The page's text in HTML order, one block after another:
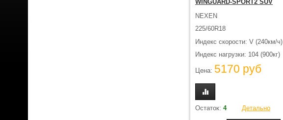
WINGUARD-SPORT2 SUV
NEXEN
225/60R18
Индекс скорости: V (240км/ч)
Индекс нагрузки: 104 (900кг)
Цена: 5170 руб
Остаток: 4 Детально